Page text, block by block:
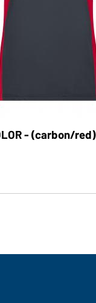
- (carbon/red)